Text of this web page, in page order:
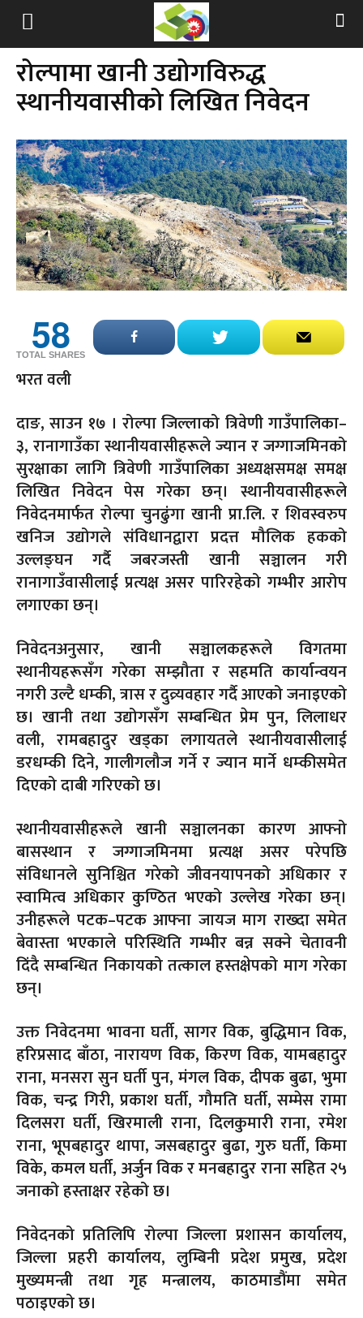
रोल्पामा खानी उद्योगविरुद्ध
स्थानीयवासीको लिखित निवेदन
58
TOTAL SHARES
भरत वली
दाङ, साउन १७ । रोल्पा जिल्लाको त्रिवेणी गाउँपालिका–
३, रानागाउँका स्थानीयवासीहरूले ज्यान र जग्गाजमिनको
सुरक्षाका लागि त्रिवेणी गाउँपालिका अध्यक्षसमक्ष समक्ष
लिखित निवेदन पेस गरेका छन्। स्थानीयवासीहरूले
निवेदनमार्फत रोल्पा चुनढुंगा खानी प्रा.लि. र शिवस्वरुप
खनिज उद्योगले संविधानद्वारा प्रदत्त मौलिक हकको
उल्लङ्घन गर्दै जबरजस्ती खानी सञ्चालन गरी
रानागाउँवासीलाई प्रत्यक्ष असर पारिरहेको गम्भीर आरोप
लगाएका छन्।
निवेदनअनुसार, खानी सञ्चालकहरूले विगतमा
स्थानीयहरूसँग गरेका सम्झौता र सहमति कार्यान्वयन
नगरी उल्टै धम्की, त्रास र दुव्र्यवहार गर्दै आएको जनाइएको
छ। खानी तथा उद्योगसँग सम्बन्धित प्रेम पुन, लिलाधर
वली, रामबहादुर खड्का लगायतले स्थानीयवासीलाई
डरधम्की दिने, गालीगलौज गर्ने र ज्यान मार्ने धम्कीसमेत
दिएको दाबी गरिएको छ।
स्थानीयवासीहरूले खानी सञ्चालनका कारण आफ्नो
बासस्थान र जग्गाजमिनमा प्रत्यक्ष असर परेपछि
संविधानले सुनिश्चित गरेको जीवनयापनको अधिकार र
स्वामित्व अधिकार कुण्ठित भएको उल्लेख गरेका छन्।
उनीहरूले पटक–पटक आफ्ना जायज माग राख्दा समेत
बेवास्ता भएकाले परिस्थिति गम्भीर बन्न सक्ने चेतावनी
दिंदै सम्बन्धित निकायको तत्काल हस्तक्षेपको माग गरेका
छन्।
उक्त निवेदनमा भावना घर्ती, सागर विक, बुद्धिमान विक,
हरिप्रसाद बाँठा, नारायण विक, किरण विक, यामबहादुर
राना, मनसरा सुन घर्ती पुन, मंगल विक, दीपक बुढा, भुमा
विक, चन्द्र गिरी, प्रकाश घर्ती, गौमति घर्ती, सम्मेस रामा
दिलसरा घर्ती, खिरमाली राना, दिलकुमारी राना, रमेश
राना, भूपबहादुर थापा, जसबहादुर बुढा, गुरु घर्ती, किमा
विके, कमल घर्ती, अर्जुन विक र मनबहादुर राना सहित २५
जनाको हस्ताक्षर रहेको छ।
निवेदनको प्रतिलिपि रोल्पा जिल्ला प्रशासन कार्यालय,
जिल्ला प्रहरी कार्यालय, लुम्बिनी प्रदेश प्रमुख, प्रदेश
मुख्यमन्त्री तथा गृह मन्त्रालय, काठमाडौंमा समेत
पठाइएको छ।